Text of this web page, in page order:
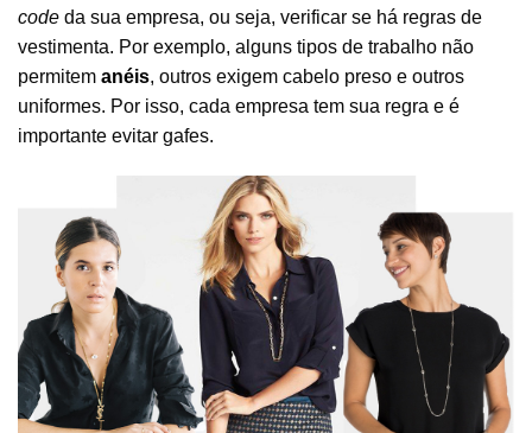
code da sua empresa, ou seja, verificar se há regras de
vestimenta. Por exemplo, alguns tipos de trabalho não
permitem anéis, outros exigem cabelo preso e outros
uniformes. Por isso, cada empresa tem sua regra e é
importante evitar gafes.